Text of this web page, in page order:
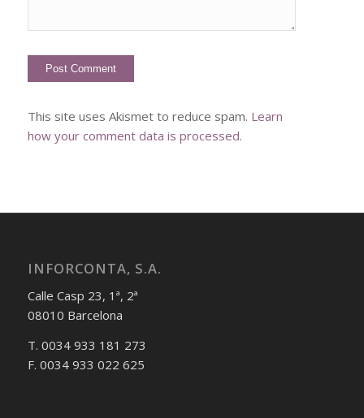
This site uses Akismet to reduce spam. Learn
how your comment data is processed.
INFORCONTA, S.A.
Calle Casp 23, 1ª, 2ª
08010 Barcelona
T. 0034 933 181 273
F. 0034 933 022 625